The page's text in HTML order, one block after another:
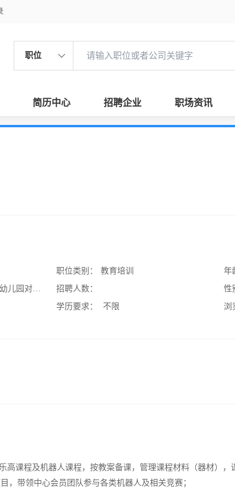
职位
简历中心 招聘企业 职场资讯
5+2乐高机器
职位类别：
教育培训
招聘人数：
学历要求：
不限
年
性
浏
高课程及机器人课程，按教案备课，管理课程材料（器材），
，带领中心会员团队参与各类机器人及相关竞赛；